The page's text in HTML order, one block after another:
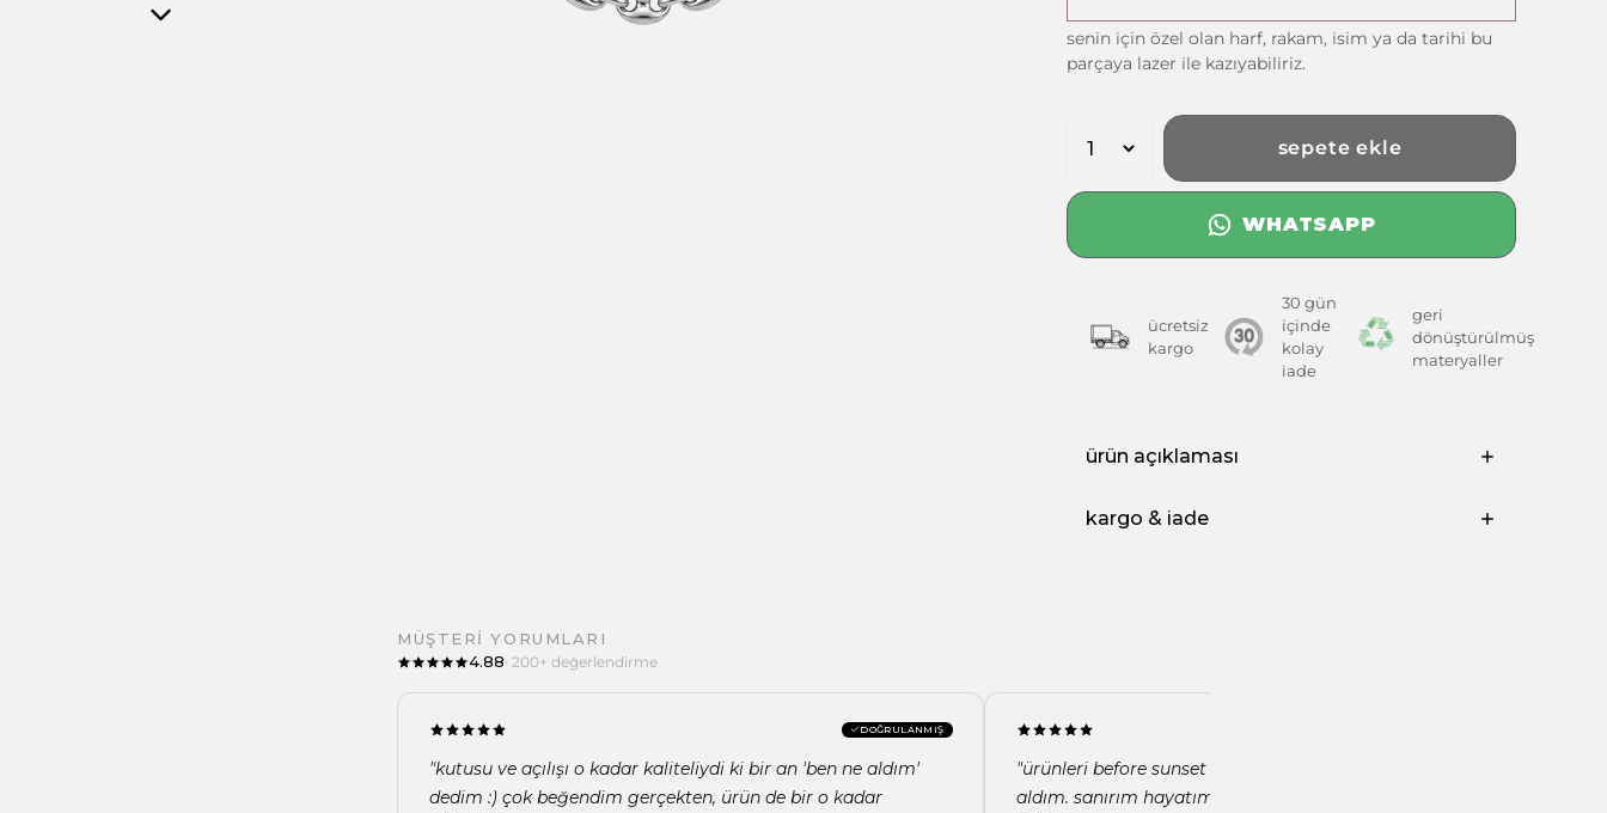
senin için özel olan harf, rakam, isim ya da tarihi bu
parçaya lazer ile kazıyabiliriz.
sepete ekle
WHATSAPP
ücretsiz
kargo
30 gün
içinde
kolay
iade
geri
dönüştürülmüş
materyaller
ürün açıklaması
kargo & iade
MÜŞTERI YORUMLARI
4.88· 200+ değerlendirme
DOĞRULANMIŞ
"kutusu ve açılışı o kadar kaliteliydi ki bir an 'ben ne aldım'
dedim :) çok beğendim gerçekten, ürün de bir o kadar
"ürünleri before sunset beachteki standlarında inceleyip satın
aldım. sanırım hayatımda aldığım en güzel kolye olabilir.